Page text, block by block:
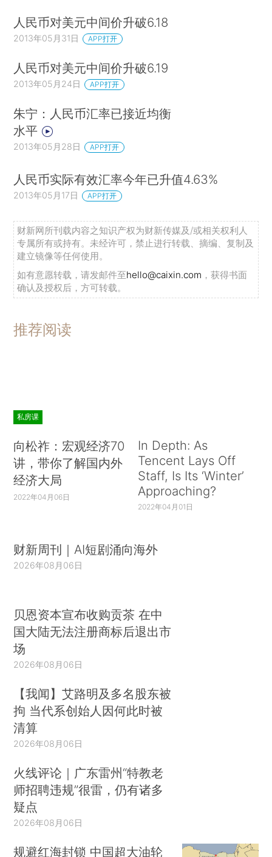
人民币对美元中间价升破6.18
2013年05月31日 APP打开
人民币对美元中间价升破6.19
2013年05月24日 APP打开
朱宁：人民币汇率已接近均衡
水平
2013年05月28日 APP打开
人民币实际有效汇率今年已升值4.63%
2013年05月17日 APP打开
财新网所刊载内容之知识产权为财新传媒及/或相关权利人
专属所有或持有。未经许可，禁止进行转载、摘编、复制及
建立镜像等任何使用。
如有意愿转载，请发邮件至hello@caixin.com ，获得书面
确认及授权后，方可转载。
推荐阅读
私房课
向松祚：宏观经济70
讲，带你了解国内外
经济大局
2022年04月06日
In Depth: As
Tencent Lays Off
Staff, Is Its ‘Winter’
Approaching?
2022年04月01日
财新周刊｜AI短剧涌向海外
2026年08月06日
贝恩资本宣布收购贡茶 在中
国大陆无法注册商标后退出市
场
2026年08月06日
【我闻】艾路明及多名股东被
拘 当代系创始人因何此时被
清算
2026年08月06日
火线评论｜广东雷州“特教老
师招聘违规”很雷，仍有诸多
疑点
2026年08月06日
规避红海封锁 中国超大油轮